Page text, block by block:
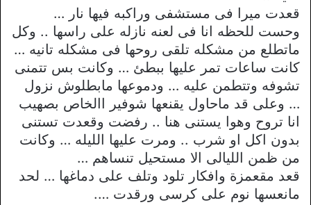
قعدت ميرا فى مستشفى وراكبه فيها نار …
وحست للحظه انا فى لعنه نازله على راسها .. وكل
ماتطلع من مشكله تلقى روحها فى مشكله تانيه …
كانت ساعات تمر عليها ببطئ … وكانت بس تتمنى
تشوفه وتتطمن عليه … ودموعها مابطلوش نزول
… وعلى قد ماحاول يقنعها شوفير االخاص بصهيب
انا تروح وهوا يستنى هنا .. رفضت وقعدت تستنى
بدون اكل او شرب .. ومرت عليها الليله … وكانت
من ظمن الليالى الا مستحيل تنساهم …
قعد مقعمزة وافكار تلود وتلف على دماغها … لحد
مانعسها نوم على كرسى ورقدت ….